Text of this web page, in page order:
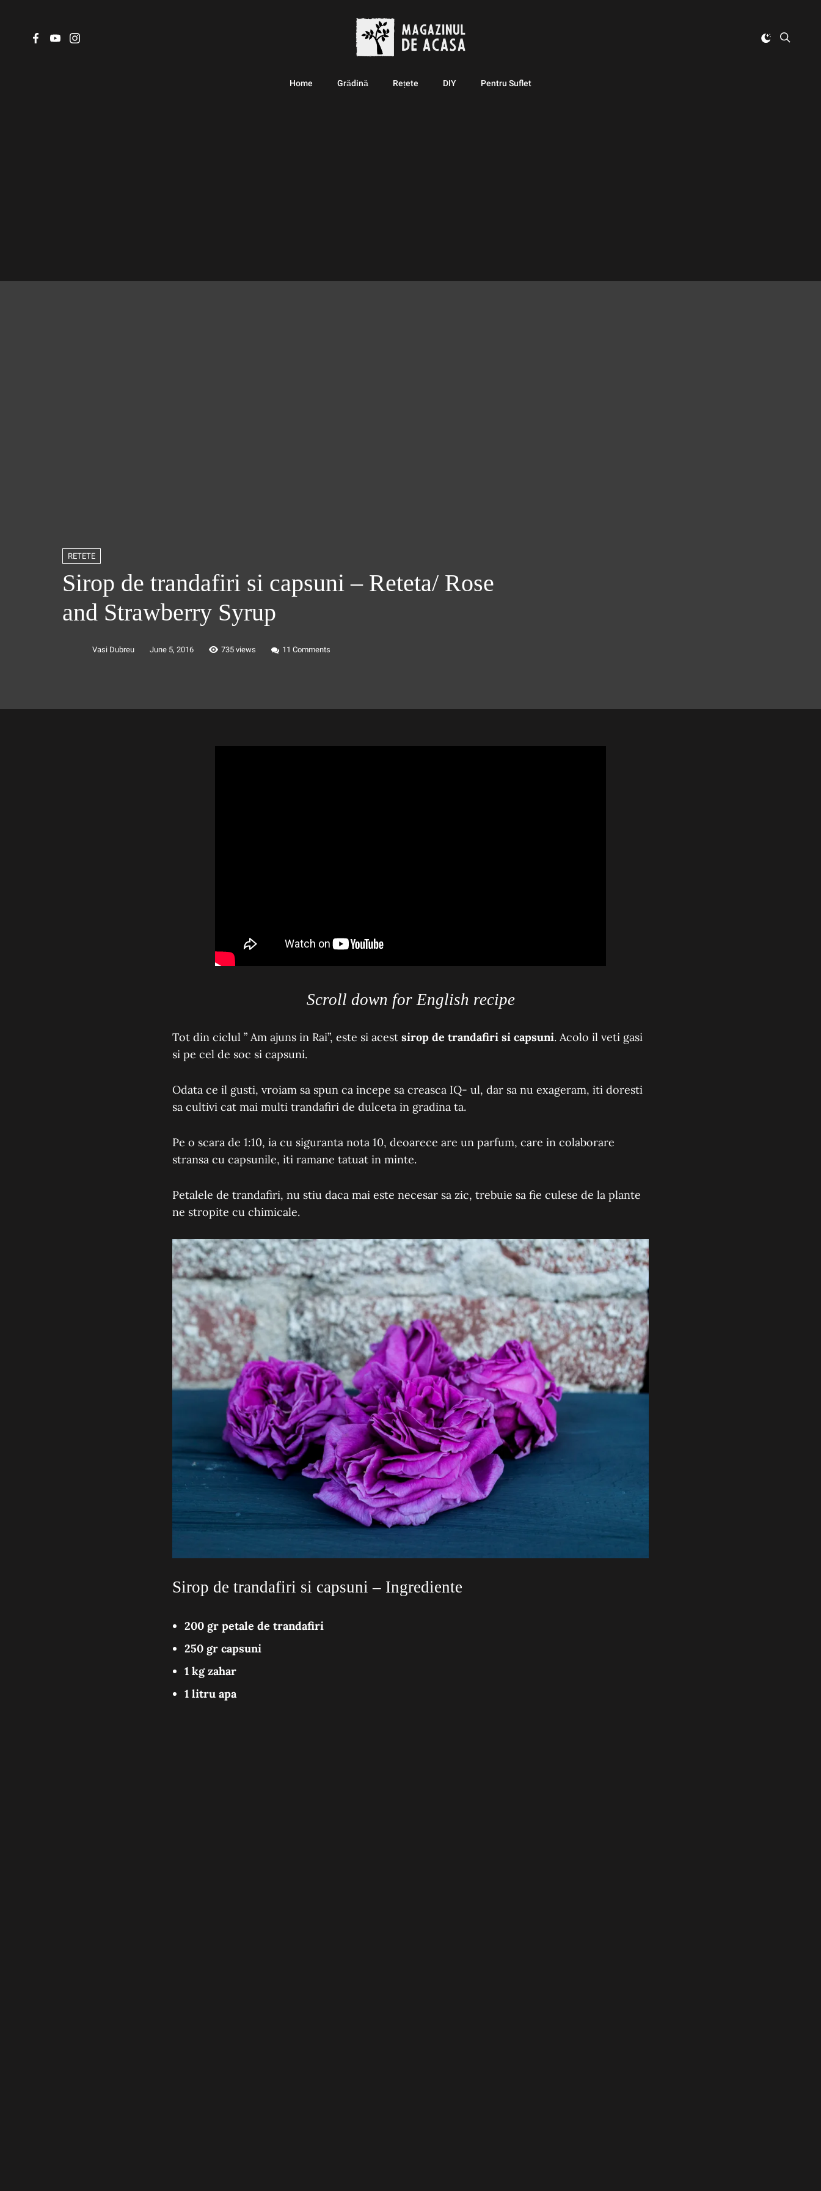
Home Grădină Rețete DIY Pentru Suflet
RETETE
Sirop de trandafiri si capsuni – Reteta/ Rose
and Strawberry Syrup
Vasi Dubreu June 5, 2016 735 views 11 Comments
Scroll down for English recipe
Tot din ciclul ” Am ajuns in Rai”, este si acest sirop de trandafiri si capsuni. Acolo il veti gasi
si pe cel de soc si capsuni.
Odata ce il gusti, vroiam sa spun ca incepe sa creasca IQ- ul, dar sa nu exageram, iti doresti
sa cultivi cat mai multi trandafiri de dulceta in gradina ta.
Pe o scara de 1:10, ia cu siguranta nota 10, deoarece are un parfum, care in colaborare
stransa cu capsunile, iti ramane tatuat in minte.
Petalele de trandafiri, nu stiu daca mai este necesar sa zic, trebuie sa fie culese de la plante
ne stropite cu chimicale.
Sirop de trandafiri si capsuni – Ingrediente
200 gr petale de trandafiri
250 gr capsuni
1 kg zahar
1 litru apa